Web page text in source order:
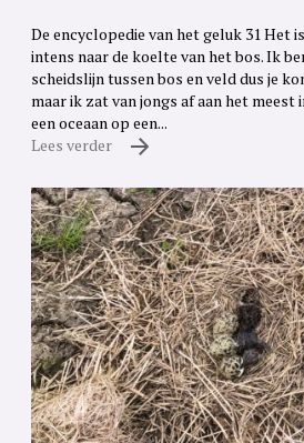
De encyclopedie van het geluk 31 Het
intens naar de koelte van het bos. Ik
scheidslijn tussen bos en veld dus je
maar ik zat van jongs af aan het meest
een oceaan op een...
Lees verder